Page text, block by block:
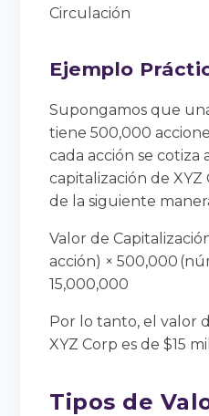
Circulación
Ejemplo
Supongamos que
tiene 500,000
cada acción se cotiza
capitalización de
de la siguiente
Valor de
acción) × 500,000
15,000,000
Por lo tanto, el valor
XYZ Corp es de $15
Tipos de